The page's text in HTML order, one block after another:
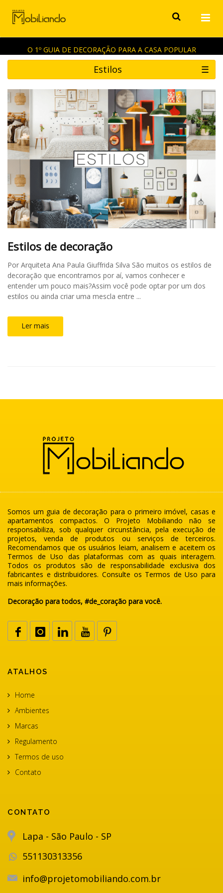
O 1º GUIA DE DECORAÇÃO PARA A CASA POPULAR
Estilos ☰
Estilos de decoração
Por Arquiteta Ana Paula Giuffrida Silva São muitos os estilos de
decoração que encontramos por aí, vamos conhecer e
entender um pouco mais?Assim você pode optar por um dos
estilos ou ainda criar uma mescla entre ...
Ler mais
Somos um guia de decoração para o primeiro imóvel, casas e
apartamentos compactos. O Projeto Mobiliando não se
responsabiliza, sob qualquer circunstância, pela execução de
projetos, venda de produtos ou serviços de terceiros.
Recomendamos que os usuários leiam, analisem e aceitem os
Termos de Uso das plataformas com as quais interagem.
Todos os produtos são de responsabilidade exclusiva dos
fabricantes e distribuidores. Consulte os Termos de Uso para
mais informações.
Decoração para todos, #de_coração para você.
ATALHOS
Home
Ambientes
Marcas
Regulamento
Termos de uso
Contato
CONTATO
Lapa - São Paulo - SP
551130313356
info@projetomobiliando.com.br